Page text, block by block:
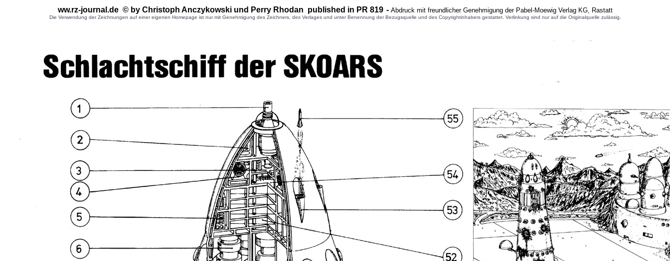
ww.rz-journal.de © by Christoph Anczykowski und Perry Rhodan published in PR 819 - Abdruck mit freundlicher Genehmigung der Pabel-Moewig Verlag KG, Rastatt
Die Verwendung der Zeichnungen auf einer eigenen Homepage ist nur mit Genehmigung des Zeichners, des Verlages und unter Benennung der Bezugsquelle und des Copyrightinhabers gestattet. Verlinkung sind nur auf die Originalquelle zulässig.